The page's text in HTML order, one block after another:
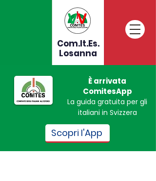
Com.It.Es.
Losanna
È arrivata
ComitesApp
La guida gratuita per gli
italiani in Svizzera
Scopri l'App